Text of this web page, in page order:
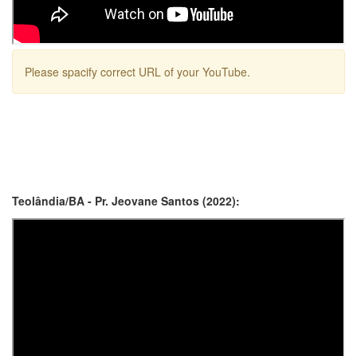
Please spacify correct URL of your YouTube.
Teolândia/BA - Pr. Jeovane Santos (2022):